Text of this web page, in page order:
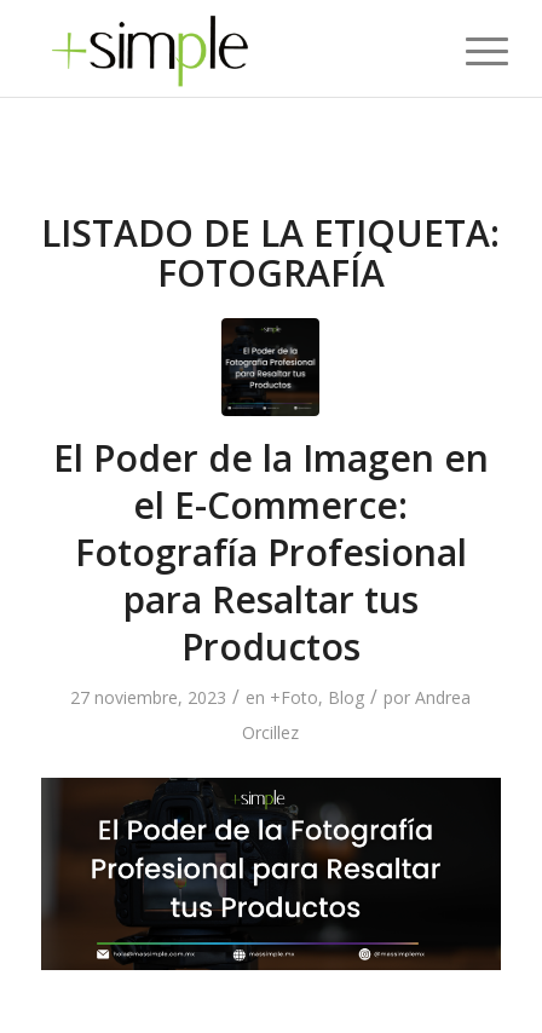
LISTADO DE LA ETIQUETA:
FOTOGRAFÍA
El Poder de la Imagen en
el E-Commerce:
Fotografía Profesional
para Resaltar tus
Productos
27 noviembre, 2023 / en +Foto, Blog / porAndrea
Orcillez